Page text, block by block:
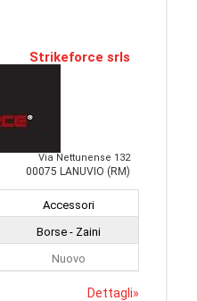
Strikeforce srls
Via Nettunense 132
00075 LANUVIO (RM)
Accessori
Borse - Zaini
Nuovo
Dettagli»